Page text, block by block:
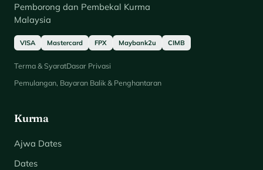
Pemborong dan Pembekal Kurma
Malaysia
VISA Mastercard FPX Maybank2u CIMB
Terma & SyaratDasar Privasi
Pemulangan, Bayaran Balik & Penghantaran
Kurma
Ajwa Dates
Dates